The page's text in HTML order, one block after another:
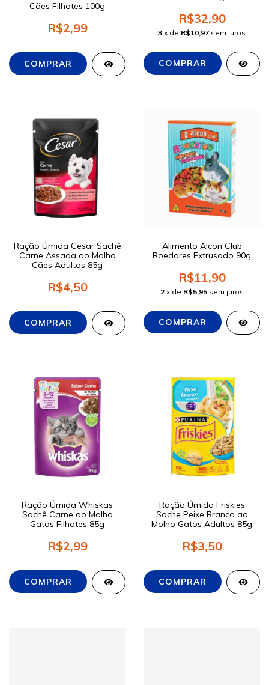
Cães Filhotes 100g
R$2,99
R$32,90
3 x de R$10,97 sem juros
Ração Úmida Cesar Sachê
Carne Assada ao Molho
Cães Adultos 85g
R$4,50
Alimento Alcon Club
Roedores Extrusado 90g
R$11,90
2 x de R$5,95 sem juros
Ração Úmida Whiskas
Sachê Carne ao Molho
Gatos Filhotes 85g
R$2,99
Ração Úmida Friskies
Sache Peixe Branco ao
Molho Gatos Adultos 85g
R$3,50